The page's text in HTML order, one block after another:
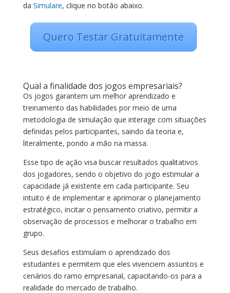
da Simulare, clique no botão abaixo.
Quero Testar Gratuitamente
Qual a finalidade dos jogos empresariais?
Os jogos garantem um melhor aprendizado e
treinamento das habilidades por meio de uma
metodologia de simulação que interage com situações
definidas pelos participantes, saindo da teoria e,
literalmente, pondo a mão na massa.
Esse tipo de ação visa buscar resultados qualitativos
dos jogadores, sendo o objetivo do jogo estimular a
capacidade já existente em cada participante. Seu
intuito é de implementar e aprimorar o planejamento
estratégico, incitar o pensamento criativo, permitir a
observação de processos e melhorar o trabalho em
grupo.
Seus desafios estimulam o aprendizado dos
estudantes e permitem que eles vivenciem assuntos e
cenários do ramo empresarial, capacitando-os para a
realidade do mercado de trabalho.